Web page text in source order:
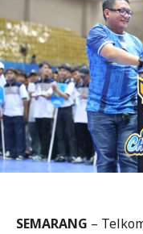
SEMARANG –